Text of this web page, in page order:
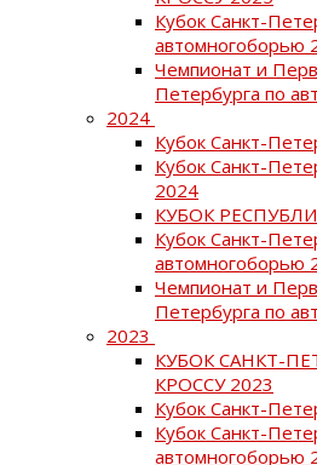
Кубок Санкт-
автомногоборью
Чемпионат и
Петербурга по
2024
Кубок Санкт-
Кубок Санкт-
2024
КУБОК
Кубок Санкт-
автомногоборью
Чемпионат и
Петербурга по
2023
КУБОК САНКТ-
КРОССУ 2023
Кубок Санкт-
Кубок Санкт-
автомногоборью